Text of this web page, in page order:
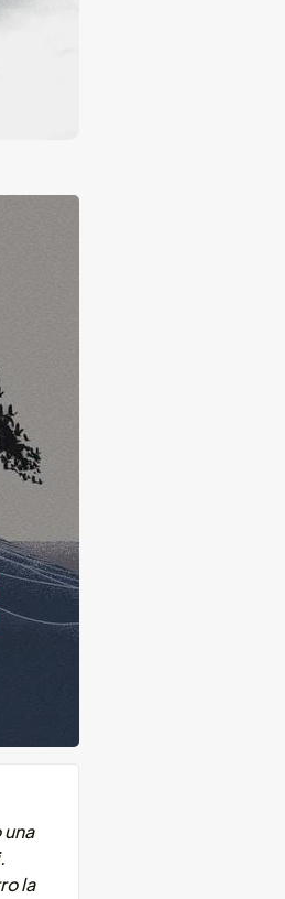
la